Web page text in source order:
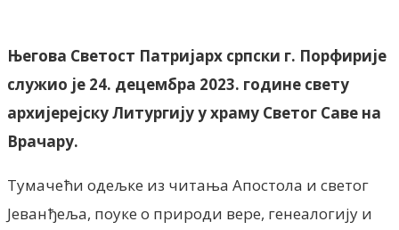
Његова Светост Патријарх српски г. Порфирије
служио је 24. децембра 2023. године свету
архијерејску Литургију у храму Светог Саве на
Врачару.
Тумачећи одељке из читања Апостола и светог
Јеванђеља, поуке о природи вере, генеалогију и